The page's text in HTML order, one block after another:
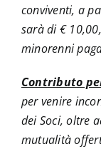
conviventi, a
sarà di €
minorenni
Contributo
per venire
dei Soci, oltre
mutualità